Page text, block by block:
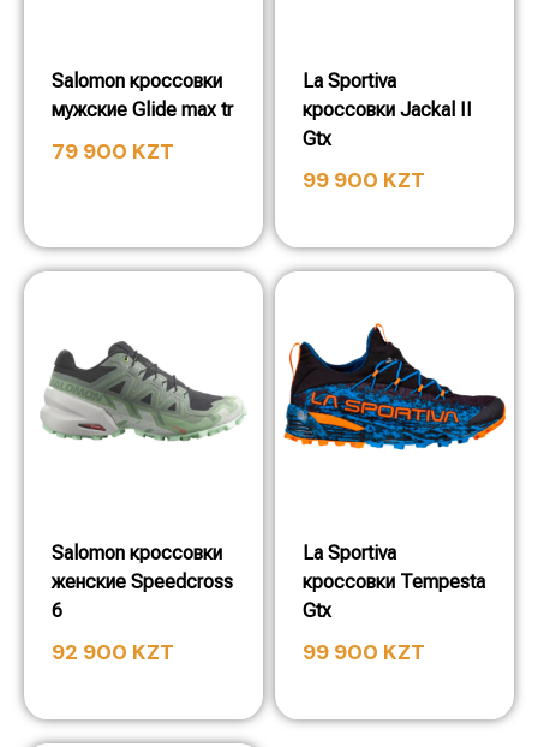
Salomon кроссовки
мужские Glide max tr
79 900 KZT
La Sportiva
кроссовки Jackal II
Gtx
99 900 KZT
Salomon кроссовки
женские Speedcross
6
92 900 KZT
La Sportiva
кроссовки Tempesta
Gtx
99 900 KZT